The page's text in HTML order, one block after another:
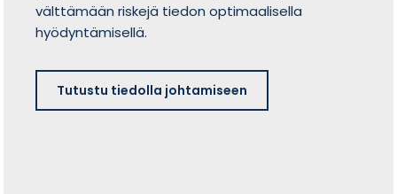
välttämään riskejä tiedon optimaalisella
hyödyntämisellä.
Tutustu tiedolla johtamiseen